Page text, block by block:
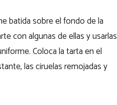
batida sobre el fondo de la
con algunas de ellas y usarlas
Coloca la tarta en el
las ciruelas remojadas y